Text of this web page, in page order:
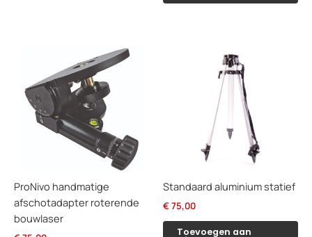
ProNivo handmatige
afschotadapter roterende
bouwlaser
Standaard aluminium statief
€ 75,00
Toevoegen aan